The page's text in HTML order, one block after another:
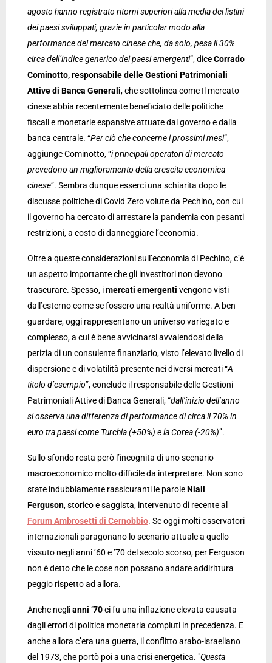
agosto hanno registrato ritorni superiori alla media dei listini
dei paesi sviluppati, grazie in particolar modo alla
performance del mercato cinese che, da solo, pesa il 30%
circa dell’indice generico dei paesi emergenti”, diceCorrado
Cominotto, responsabile delle Gestioni Patrimoniali
Attive di Banca Generali, che sottolinea come Il mercato
cinese abbia recentemente beneficiato delle politiche
fiscali e monetarie espansive attuate dal governo e dalla
banca centrale. “Per ciò che concerne i prossimi mesi”,
aggiunge Cominotto, “i principali operatori di mercato
prevedono un miglioramento della crescita economica
cinese”. Sembra dunque esserci una schiarita dopo le
discusse politiche di Covid Zero volute da Pechino, con cui
il governo ha cercato di arrestare la pandemia con pesanti
restrizioni, a costo di danneggiare l’economia.
Oltre a queste considerazioni sull’economia di Pechino, c’è
un aspetto importante che gli investitori non devono
trascurare. Spesso, imercati emergenti vengono visti
dall’esterno come se fossero una realtà uniforme. A ben
guardare, oggi rappresentano un universo variegato e
complesso, a cui è bene avvicinarsi avvalendosi della
perizia di un consulente finanziario, visto l’elevato livello di
dispersione e di volatilità presente nei diversi mercati “A
titolo d’esempio”, conclude il responsabile delle Gestioni
Patrimoniali Attive di Banca Generali, “dall’inizio dell’anno
si osserva una differenza di performance di circa il 70% in
euro tra paesi come Turchia (+50%) e la Corea (-20%)”.
Sullo sfondo resta però l’incognita di uno scenario
macroeconomico molto difficile da interpretare. Non sono
state indubbiamente rassicuranti le paroleNiall
Ferguson, storico e saggista, intervenuto di recente al
ForumAmbrosetti di Cernobbio. Se oggi molti osservatori
internazionali paragonano lo scenario attuale a quello
vissuto negli anni ’60 e ’70 del secolo scorso, per Ferguson
non è detto che le cose non possano andare addirittura
peggio rispetto ad allora.
Anche neglianni ’70ci fu una inflazione elevata causata
dagli errori di politica monetaria compiuti in precedenza. E
anche allora c’era una guerra, il conflitto arabo-israeliano
del 1973, che portò poi a una crisi energetica. "Questa